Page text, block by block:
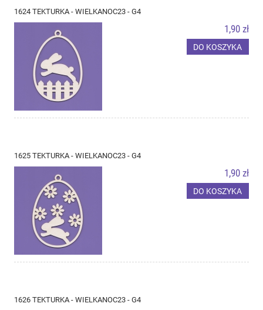
1624 TEKTURKA - WIELKANOC23 - G4
1,90 zł
DO KOSZYKA
1625 TEKTURKA - WIELKANOC23 - G4
1,90 zł
DO KOSZYKA
1626 TEKTURKA - WIELKANOC23 - G4